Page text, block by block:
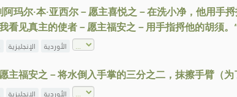
阿玛尔·本·亚西尔－愿主喜悦之－在洗小净，他用手
看见真主的使者－愿主福安之－用手指捋他的胡须。
الإنجليزية الأوردية
主福安之－将水倒入手掌的三分之二，抹擦手臂（为
الإنجليزية الأوردية